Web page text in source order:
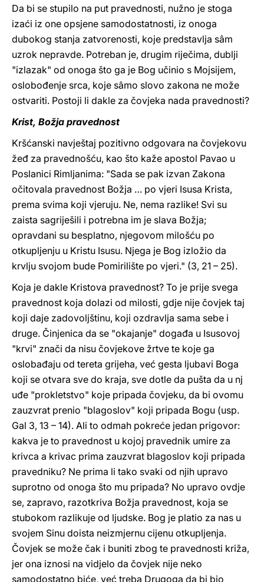
Da bi se stupilo na put pravednosti, nužno je stoga
izaći iz one opsjene samodostatnosti, iz onoga
dubokog stanja zatvorenosti, koje predstavlja sâm
uzrok nepravde. Potreban je, drugim riječima, dublji
"izlazak" od onoga što ga je Bog učinio s Mojsijem,
oslobođenje srca, koje sâmo slovo zakona ne može
ostvariti. Postoji li dakle za čovjeka nada pravednosti?
Krist, Božja pravednost
Kršćanski navještaj pozitivno odgovara na čovjekovu
žeđ za pravednošću, kao što kaže apostol Pavao u
Poslanici Rimljanima: "Sada se pak izvan Zakona
očitovala pravednost Božja … po vjeri Isusa Krista,
prema svima koji vjeruju. Ne, nema razlike! Svi su
zaista sagriješili i potrebna im je slava Božja;
opravdani su besplatno, njegovom milošću po
otkupljenju u Kristu Isusu. Njega je Bog izložio da
krvlju svojom bude Pomirilište po vjeri." (3, 21 – 25).
Koja je dakle Kristova pravednost? To je prije svega
pravednost koja dolazi od milosti, gdje nije čovjek taj
koji daje zadovoljštinu, koji ozdravlja sama sebe i
druge. Činjenica da se "okajanje" događa u Isusovoj
"krvi" znači da nisu čovjekove žrtve te koje ga
oslobađaju od tereta grijeha, već gesta ljubavi Boga
koji se otvara sve do kraja, sve dotle da pušta da u nj
uđe "prokletstvo" koje pripada čovjeku, da bi ovomu
zauzvrat prenio "blagoslov" koji pripada Bogu (usp.
Gal 3, 13 – 14). Ali to odmah pokreće jedan prigovor:
kakva je to pravednost u kojoj pravednik umire za
krivca a krivac prima zauzvrat blagoslov koji pripada
pravedniku? Ne prima li tako svaki od njih upravo
suprotno od onoga što mu pripada? No upravo ovdje
se, zapravo, razotkriva Božja pravednost, koja se
stubokom razlikuje od ljudske. Bog je platio za nas u
svojem Sinu doista neizmjernu cijenu otkupljenja.
Čovjek se može čak i buniti zbog te pravednosti križa,
jer ona iznosi na vidjelo da čovjek nije neko
samodostatno biće, već treba Drugoga da bi bio